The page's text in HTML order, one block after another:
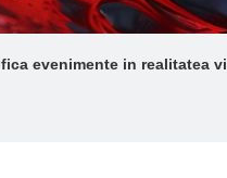
evenimente in realitatea virtuala